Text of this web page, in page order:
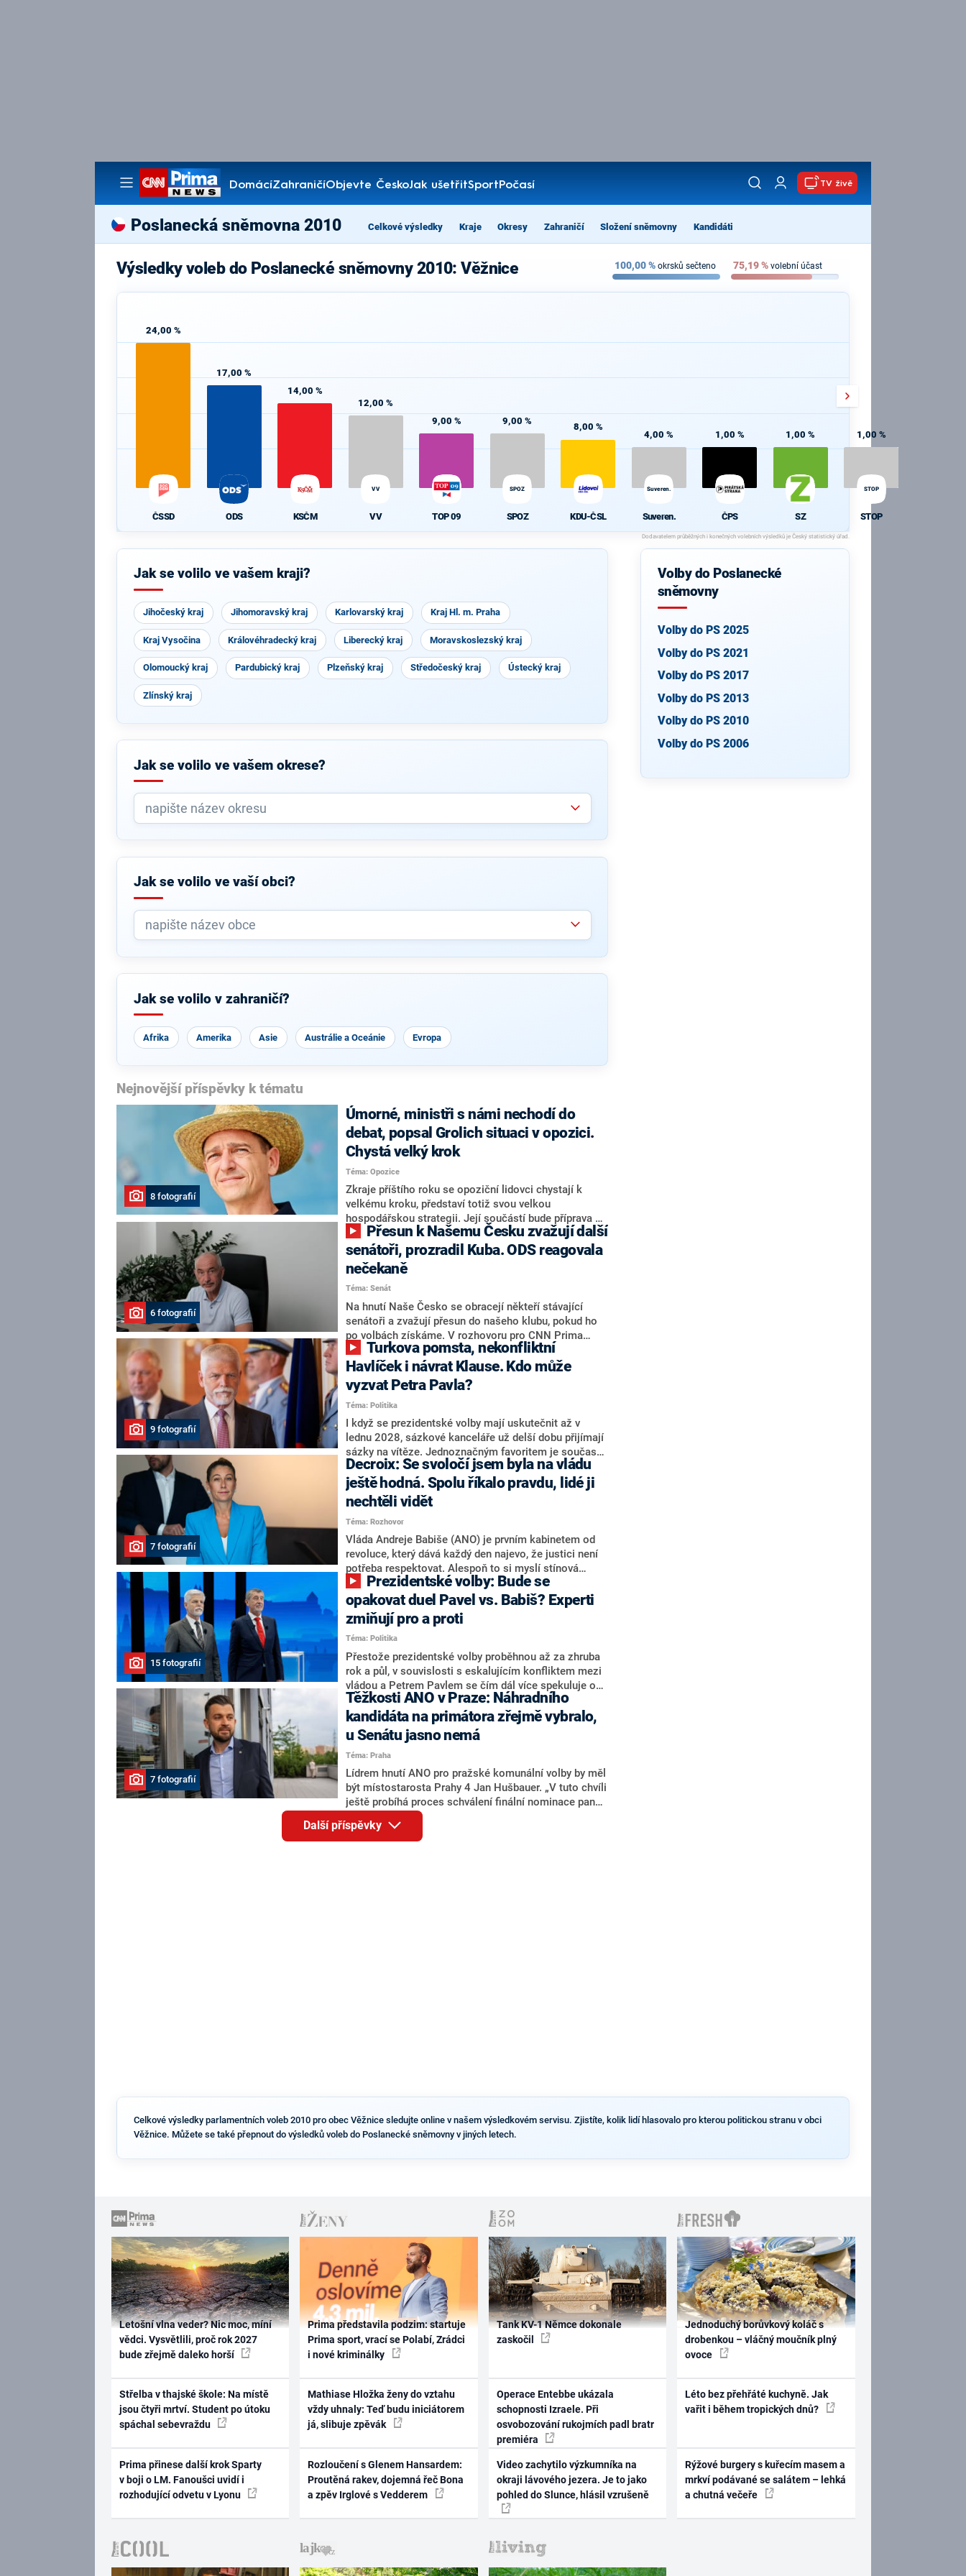
DomácíZahraničíObjevte ČeskoJak ušetřitSportPočasí
Pořady
TV živě
Poslanecká sněmovna 2010 Celkové výsledky Kraje Okresy Zahraničí Složení sněmovny Kandidáti
Výsledky voleb do Poslanecké sněmovny 2010: Věžnice 100,00% okrsků sečteno 75,19% volební účast
24,00 %
ČSSD
17,00 %
ODS
14,00 %
KSČM
12,00 %
VV
VV
9,00 %
TOP 09
9,00 %
SPOZ
SPOZ
8,00 %
KDU-ČSL
4,00 %
Suveren.
Suveren.
1,00 %
ČPS
1,00 %
SZ
1,00 %
STOP
STOP
Jak se volilo ve vašem kraji?
Jihočeský kraj Jihomoravský kraj Karlovarský kraj Kraj Hl. m. Praha
Kraj Vysočina Královéhradecký kraj Liberecký kraj Moravskoslezský kraj
Olomoucký kraj Pardubický kraj Plzeňský kraj Středočeský kraj Ústecký kraj
Zlínský kraj
Jak se volilo ve vašem okrese?
Jak se volilo ve vaší obci?
Jak se volilo v zahraničí?
Afrika Amerika Asie Austrálie a Oceánie Evropa
Nejnovější příspěvky k tématu
8 fotografií
Úmorné, ministři s námi nechodí do
debat, popsal Grolich situaci v opozici.
Chystá velký krok
Téma: Opozice
Zkraje příštího roku se opoziční lidovci chystají k
velkému kroku, představí totiž svou velkou
hospodářskou strategii. Její součástí bude příprava na
stárnutí populace, řekl ve středu na setkání s novináři
nový předseda lidovců Jan Grolich. Ten zároveň v
senátních volbách kandiduje ve Vyškově. Popsal i
aktivitu opozice, o níž vládní strany nebo političtí
komentátoři mluví jako o slabé a v defenzivě. „Je to
úmorná práce upozorňovat na chyby vlády. Ministři s
námi navíc nechodí do debat. Chceme ale ukazovat
svoje témata,“ odpověděl Grolich na dotaz CNN Prima
NEWS.
6 fotografií
senátoři, prozradil Kuba. ODS reagovala
nečekaně
Téma: Senát
Na hnutí Naše Česko se obracejí někteří stávající
senátoři a zvažují přesun do našeho klubu, pokud ho
po volbách získáme. V rozhovoru pro CNN Prima
NEWS to řekl zakladatel hnutí a jihočeský hejtman
Martin Kuba. Konkrétní nebyl, ale získat by takto mohl
například senátora Zdeňka Hrabu, který je dnes
součástí klubu ODS a TOP 09. Hraba to na dotaz
redakce nevyloučil. Předseda klubu senátorů ODS
Zdeněk Nytra redakci řekl, že počítá s odchodem
některých senátorů z klubu a že Naše Česko není
nepřítel, ale soupeř.
9 fotografií
Havlíček i návrat Klause. Kdo může
vyzvat Petra Pavla?
Téma: Politika
I když se prezidentské volby mají uskutečnit až v
lednu 2028, sázkové kanceláře už delší dobu přijímají
sázky na vítěze. Jednoznačným favoritem je současná
hlava státu Petr Pavel. Daleko za ním pak bookmakeři
zmiňují dva výrazné politiky ANO, tedy premiéra
Andreje Babiše a ministra průmyslu Karla Havlíčka.
Oblíbeným tipem samotných sázkařů je poslanec za
Motoristy Filip Turek. Politolog Jan Kubáček nicméně
o případné kandidatuře kohokoliv ze zmíněné trojice
značně pochybuje. Podle něj současná koalice dosud
nemá osobu, která by Pavlovi mohla konkurovat.
7 fotografií
Decroix: Se svoločí jsem byla na vládu
ještě hodná. Spolu říkalo pravdu, lidé ji
nechtěli vidět
Téma: Rozhovor
Vláda Andreje Babiše (ANO) je prvním kabinetem od
revoluce, který dává každý den najevo, že justici není
potřeba respektovat. Alespoň to si myslí stínová
ministryně spravedlnosti ODS Eva Decroix. V
rozhovoru pro CNN Prima NEWS si nebrala servítky
ohledně politického výkonu svého nástupce Jeronýma
Tejce (za ANO) či vládní zmocněnkyně pro lidská
práva Taťány Malé (ANO). Označením „svoloč“ na
adresu vlády prý byla ještě hodná. Decroix se také
vrátila k volební porážce koalice Spolu či promluvila o
hnutí Naše Česko Martina Kuby.
15 fotografií
opakovat duel Pavel vs. Babiš? Experti
zmiňují pro a proti
Téma: Politika
Přestože prezidentské volby proběhnou až za zhruba
rok a půl, v souvislosti s eskalujícím konfliktem mezi
vládou a Petrem Pavlem se čím dál více spekuluje o
tom, koho by do bitvy o Hrad mohla vyslat současná
koalice. Někteří političtí komentátoři znovu vytahují
jméno premiéra Andreje Babiše (ANO). Jak moc je
pravděpodobné, že se v prezidentských volbách 2028
bude znovu opakovat souboj z roku 2023?
7 fotografií
Těžkosti ANO v Praze: Náhradního
kandidáta na primátora zřejmě vybralo,
u Senátu jasno nemá
Téma: Praha
Lídrem hnutí ANO pro pražské komunální volby by měl
být místostarosta Prahy 4 Jan Hušbauer. „V tuto chvíli
ještě probíhá proces schválení finální nominace pana
Jana Hušbauera Výborem hnutí ANO,“ uvedl pro
redakci místopředseda pražského ANO Martin
Benkovič. O Hušbauerovi se spekulovalo jako o
Další příspěvky
Volby do Poslanecké
sněmovny
Volby do PS 2025
Volby do PS 2021
Volby do PS 2017
Volby do PS 2013
Volby do PS 2010
Volby do PS 2006
Celkové výsledky parlamentních voleb 2010 pro obec Věžnice sledujte online v našem výsledkovém servisu. Zjistíte, kolik lidí hlasovalo pro kterou politickou stranu v obci
Věžnice. Můžete se také přepnout do výsledků voleb do Poslanecké sněmovny v jiných letech.
Letošní vlna veder? Nic moc, míní
vědci. Vysvětlili, proč rok 2027
bude zřejmě daleko horší
Střelba v thajské škole: Na místě
jsou čtyři mrtví. Student po útoku
spáchal sebevraždu
Prima přinese další krok Sparty
v boji o LM. Fanoušci uvidí i
rozhodující odvetu v Lyonu
Prima představila podzim: startuje
Prima sport, vrací se Polabí, Zrádci
i nové kriminálky
Mathiase Hložka ženy do vztahu
vždy uhnaly: Teď budu iniciátorem
já, slibuje zpěvák
Rozloučení s Glenem Hansardem:
Proutěná rakev, dojemná řeč Bona
a zpěv Irglové s Vedderem
Tank KV-1 Němce dokonale
zaskočil
Operace Entebbe ukázala
schopnosti Izraele. Při
osvobozování rukojmích padl bratr
premiéra
Video zachytilo výzkumníka na
okraji lávového jezera. Je to jako
pohled do Slunce, hlásil vzrušeně
Jednoduchý borůvkový koláč s
drobenkou – vláčný moučník plný
ovoce
Léto bez přehřáté kuchyně. Jak
vařit i během tropických dnů?
Rýžové burgery s kuřecím masem a
mrkví podávané se salátem – lehká
a chutná večeře